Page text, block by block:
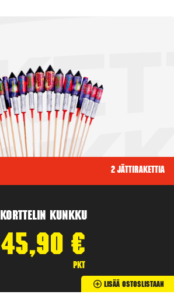
2 jättirakettia
Korttelin kunkku
45,90 €
pkt
Lisää Ostoslistaan